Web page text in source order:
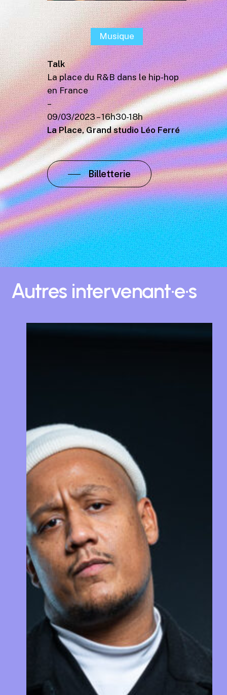
Musique
Talk
La place du R&B dans le hip-hop
en France
–
09/03/2023 – 16h30-18h
La Place, Grand studio Léo Ferré
Billetterie
Autres intervenant·e·s